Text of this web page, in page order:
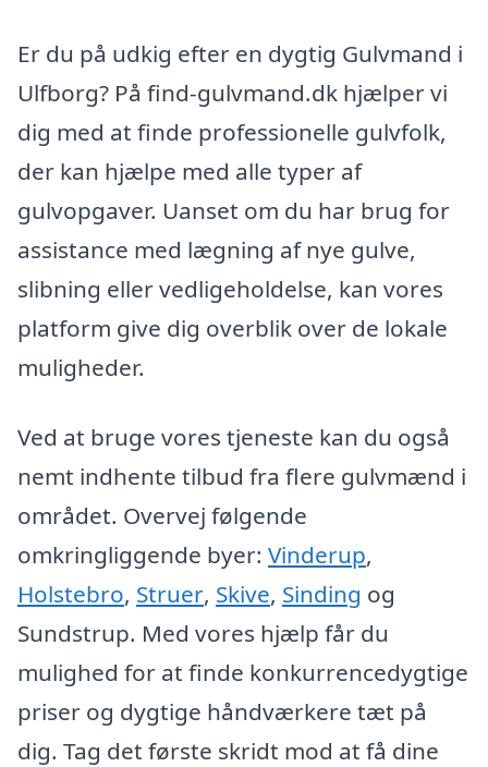
Er du på udkig efter en dygtig Gulvmand i
Ulfborg? På find-gulvmand.dk hjælper vi
dig med at finde professionelle gulvfolk,
der kan hjælpe med alle typer af
gulvopgaver. Uanset om du har brug for
assistance med lægning af nye gulve,
slibning eller vedligeholdelse, kan vores
platform give dig overblik over de lokale
muligheder.
Ved at bruge vores tjeneste kan du også
nemt indhente tilbud fra flere gulvmænd i
området. Overvej følgende
omkringliggende byer: Vinderup,
Holstebro, Struer, Skive, Sinding og
Sundstrup. Med vores hjælp får du
mulighed for at finde konkurrencedygtige
priser og dygtige håndværkere tæt på
dig. Tag det første skridt mod at få dine